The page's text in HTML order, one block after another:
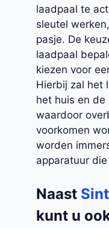
laadpaal te
sleutel
pasje. De
laadpaal
kiezen voor
Hierbij zal het
het huis en de
waardoor
voorkomen
worden
apparatuur
Naast
kunt u